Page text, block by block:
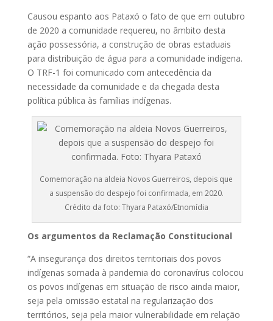
Causou espanto aos Pataxó o fato de que em outubro
de 2020 a comunidade requereu, no âmbito desta
ação possessória, a construção de obras estaduais
para distribuição de água para a comunidade indígena.
O TRF-1 foi comunicado com antecedência da
necessidade da comunidade e da chegada desta
política pública às famílias indígenas.
Comemoração na aldeia Novos Guerreiros, depois que
a suspensão do despejo foi confirmada, em 2020.
Crédito da foto: Thyara Pataxó/Etnomídia
Os argumentos da Reclamação Constitucional
“A insegurança dos direitos territoriais dos povos
indígenas somada à pandemia do coronavírus colocou
os povos indígenas em situação de risco ainda maior,
seja pela omissão estatal na regularização dos
territórios, seja pela maior vulnerabilidade em relação